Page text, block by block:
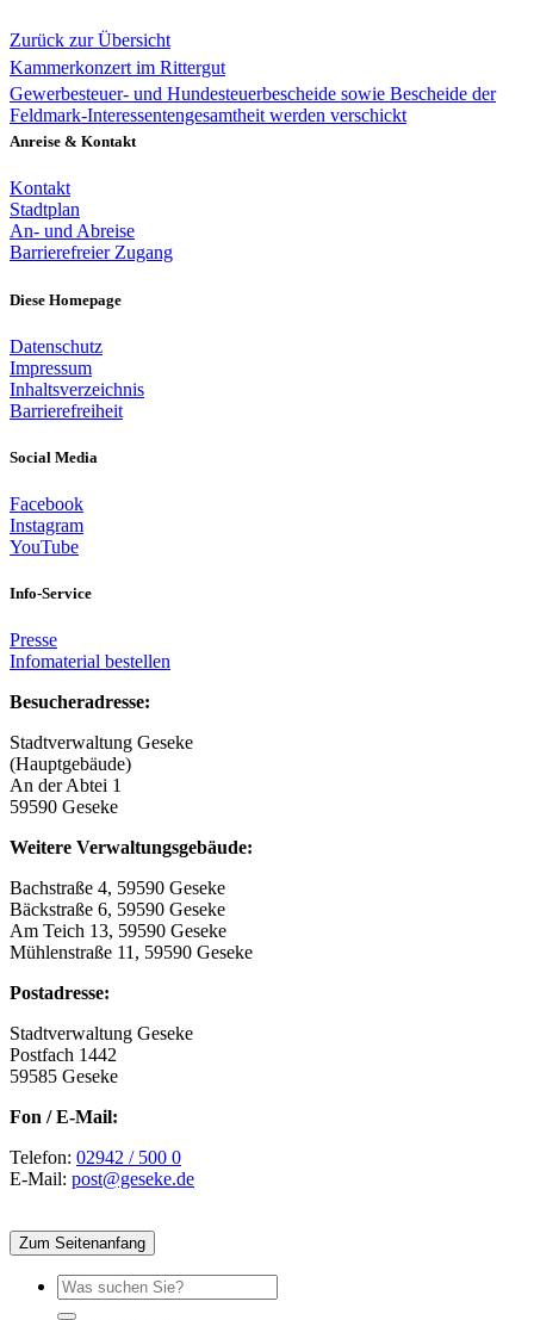
Zurück zur Übersicht
Kammerkonzert im Rittergut
Gewerbesteuer- und Hundesteuerbescheide sowie Bescheide der
Feldmark-Interessentengesamtheit werden verschickt
Anreise & Kontakt
Kontakt
Stadtplan
An- und Abreise
Barrierefreier Zugang
Diese Homepage
Datenschutz
Impressum
Inhaltsverzeichnis
Barrierefreiheit
Social Media
Facebook
Instagram
YouTube
Info-Service
Presse
Infomaterial bestellen
Besucheradresse:
Stadtverwaltung Geseke
(Hauptgebäude)
An der Abtei 1
59590 Geseke
Weitere Verwaltungsgebäude:
Bachstraße 4, 59590 Geseke
Bäckstraße 6, 59590 Geseke
Am Teich 13, 59590 Geseke
Mühlenstraße 11, 59590 Geseke
Postadresse:
Stadtverwaltung Geseke
Postfach 1442
59585 Geseke
Fon / E-Mail:
Telefon: 02942 / 500 0
E-Mail: post@geseke.de
Zum Seitenanfang